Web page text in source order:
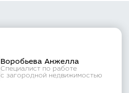
Воробьева Анжелла
Специалист по работе
с загородной недвижимостью